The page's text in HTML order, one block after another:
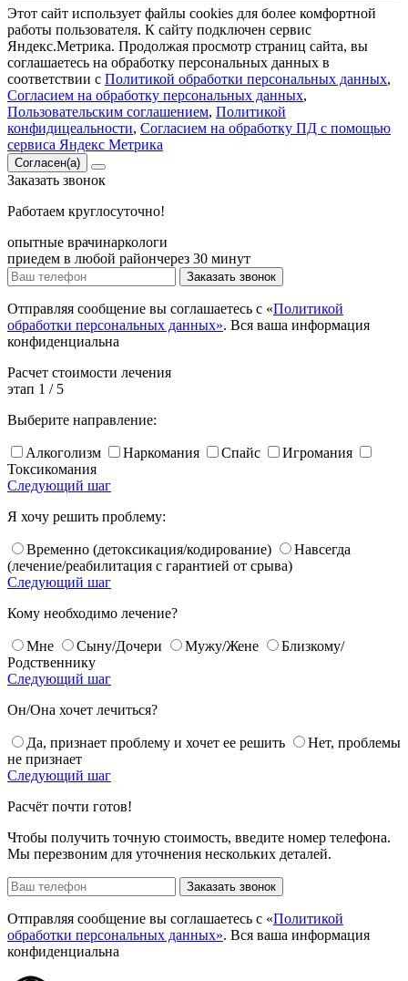
Этот сайт использует файлы cookies для более комфортной
работы пользователя. К сайту подключен сервис
Яндекс.Метрика. Продолжая просмотр страниц сайта, вы
соглашаетесь на обработку персональных данных в
соответствии с Политикой обработки персональных данных,
Согласием на обработку персональных данных,
Пользовательским соглашением, Политикой
конфидицеальности, Согласием на обработку ПД с помощью
сервиса Яндекс Метрика
Согласен(а)
Заказать звонок
Работаем круглосуточно!
опытные врачинаркологи
приедем в любой райончерез 30 минут
Заказать звонок
Отправляя сообщение вы соглашаетесь с «Политикой
обработки персональных данных». Вся ваша информация
конфиденциальна
Расчет стоимости лечения
этап 1 / 5
Выберите направление:
Алкоголизм Наркомания Спайс
Игромания
Токсикомания
Следующий шаг
Я хочу решить проблему:
Временно (детоксикация/кодирование)
Навсегда
(лечение/реабилитация с гарантией от срыва)
Следующий шаг
Кому необходимо лечение?
Мне Сыну/Дочери Мужу/Жене
Близкому/
Родственнику
Следующий шаг
Он/Она хочет лечиться?
Да, признает проблему и хочет ее решить
Нет, проблемы
не признает
Следующий шаг
Расчёт почти готов!
Чтобы получить точную стоимость, введите номер телефона.
Мы перезвоним для уточнения нескольких деталей.
Заказать звонок
Отправляя сообщение вы соглашаетесь с «Политикой
обработки персональных данных». Вся ваша информация
конфиденциальна